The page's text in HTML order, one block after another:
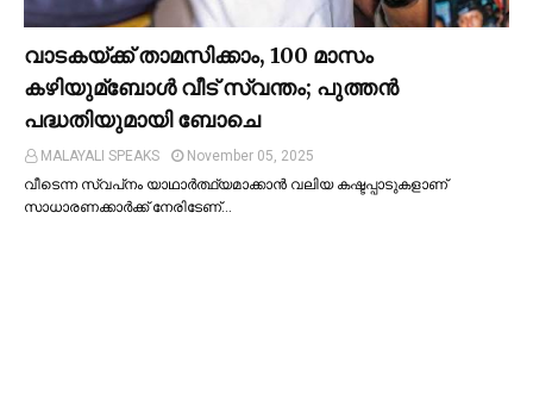
വാടകയ്ക്ക് താമസിക്കാം, 100 മാസം
കഴിയുമ്ബോള്‍ വീട് സ്വന്തം; പുത്തന്‍
പദ്ധതിയുമായി ബോചെ
MALAYALI SPEAKS
November 05, 2025
വീടെന്ന സ്വപ്‌നം യാഥാര്‍ത്ഥ്യമാക്കാന്‍ വലിയ കഷ്ടപ്പാടുകളാണ്
സാധാരണക്കാര്‍ക്ക് നേരിടേണ്…